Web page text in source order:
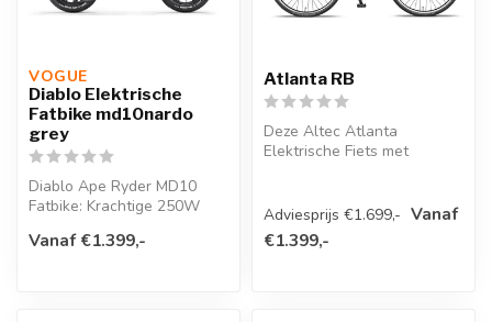
VOGUE
Diablo Elektrische
Fatbike md10nardo
grey
Diablo Ape Ryder MD10
Fatbike: Krachtige 250W
bred...
Vanaf €1.399,-
Atlanta RB
Deze Altec Atlanta
Elektrische Fiets met
Adviesprijs €1.699,- Vanaf
€1.399,-